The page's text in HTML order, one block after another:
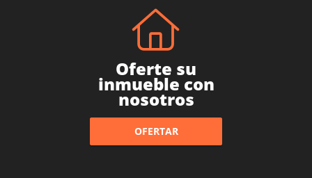
Oferte su
inmueble con
nosotros
OFERTAR